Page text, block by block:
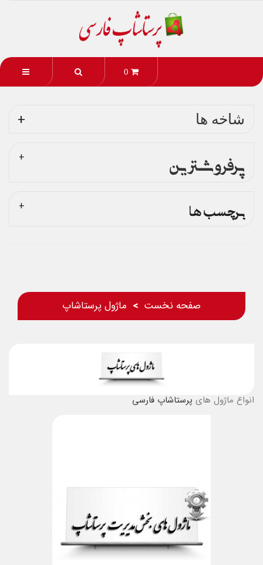
0
شاخه ها
پرفروشترین
برچسب ها
صفحه نخست ماژول پرستاشاپ
انواع ماژول های پرستاشاپ فارسی